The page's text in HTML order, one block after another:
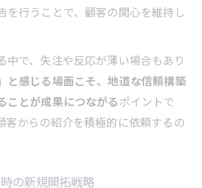
を行うことで、顧客の関心を維持し
中で、失注や反応が薄い場合もあり
と感じる場面こそ、地道な信頼構築
ことが成果につながるポイントで
客からの紹介を積極的に依頼するの
の新規開拓戦略